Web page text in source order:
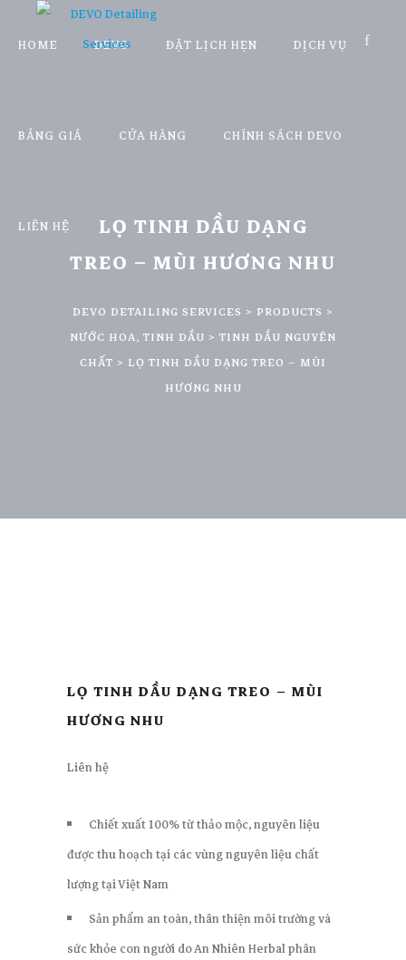
HOME DEVO ĐẶT LỊCH HẸN DỊCH VỤ
BẢNG GIÁ CỬA HÀNG CHÍNH SÁCH DEVO
LIÊN HỆ
LỌ TINH DẦU DẠNG
TREO – MÙI HƯƠNG NHU
DEVO DETAILING SERVICES > PRODUCTS >
NƯỚC HOA, TINH DẦU > TINH DẦU NGUYÊN
CHẤT > LỌ TINH DẦU DẠNG TREO – MÙI
HƯƠNG NHU
LỌ TINH DẦU DẠNG TREO – MÙI
HƯƠNG NHU
Liên hệ
Chiết xuất 100% từ thảo mộc, nguyên liệu
được thu hoạch tại các vùng nguyên liệu chất
lượng tại Việt Nam
Sản phẩm an toàn, thân thiện môi trường và
sức khỏe con người do An Nhiên Herbal phân